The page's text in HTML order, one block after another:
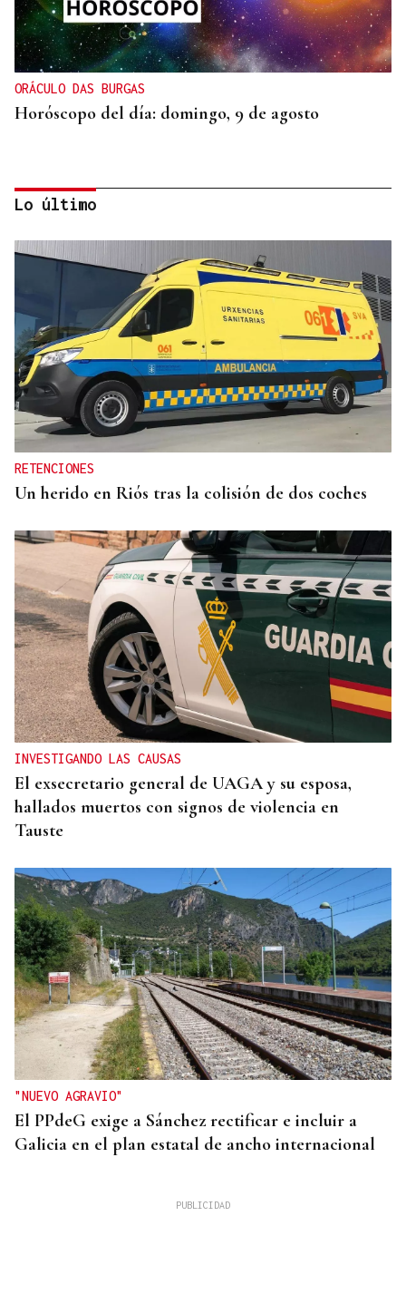
ORÁCULO DAS BURGAS
Horóscopo del día: domingo, 9 de agosto
INCLUSIÓN
Las personas con ceguera disfrutarán del eclipse
en espacios de sonificación
Lo último
RETENCIONES
Un herido en Riós tras la colisión de dos coches
INVESTIGANDO LAS CAUSAS
El exsecretario general de UAGA y su esposa,
hallados muertos con signos de violencia en
Tauste
"NUEVO AGRAVIO"
El PPdeG exige a Sánchez rectificar e incluir a
Galicia en el plan estatal de ancho internacional